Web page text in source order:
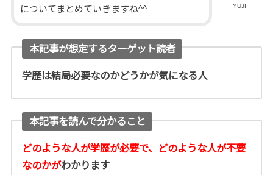
YUJI
についてまとめていきますね^^
本記事が想定するターゲット読者
学歴は結局必要なのかどうかが気になる人
本記事を読んで分かること
どのような人が学歴が必要で、どのような人が不要
なのかがわかります